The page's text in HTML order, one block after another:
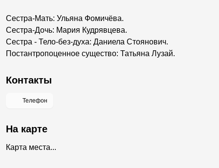
Сестра-Мать: Ульяна Фомичёва.
Сестра-Дочь: Мария Кудрявцева.
Сестра - Тело-без-духа: Даниела Стоянович.
Постантропоценное существо: Татьяна Лузай.
Контакты
Телефон
На карте
Карта места...